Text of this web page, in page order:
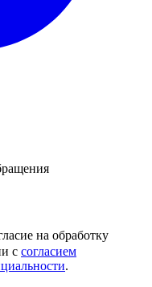
на обработку
с согласием
.